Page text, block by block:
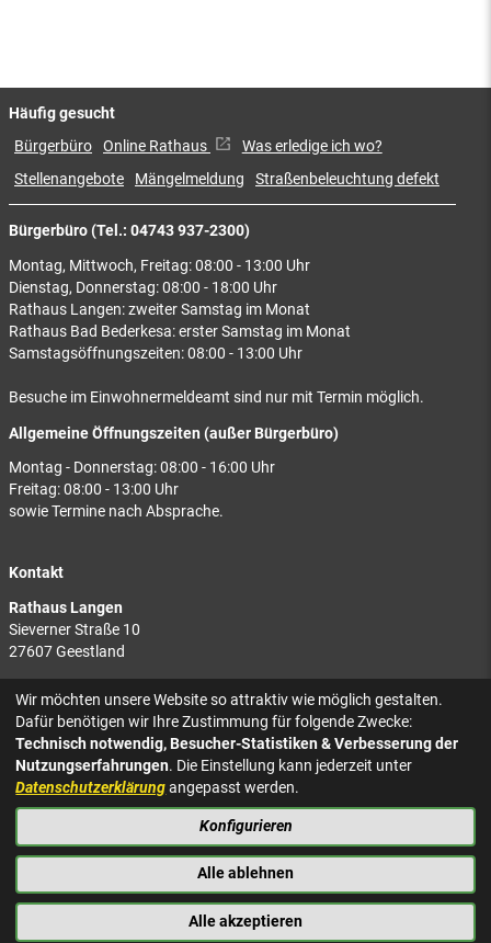
Bürgerbüro (Tel.: 04743 937-2300)
Montag, Mittwoch, Freitag: 08:00 - 13:00 Uhr
Dienstag, Donnerstag: 08:00 - 18:00 Uhr
Rathaus Langen: zweiter Samstag im Monat
Rathaus Bad Bederkesa: erster Samstag im Monat
Samstagsöffnungszeiten: 08:00 - 13:00 Uhr
Besuche im Einwohnermeldeamt sind nur mit Termin möglich.
Allgemeine Öffnungszeiten (außer Bürgerbüro)
Montag - Donnerstag: 08:00 - 16:00 Uhr
Freitag: 08:00 - 13:00 Uhr
sowie Termine nach Absprache.
Kontakt
Rathaus Langen
Sieverner Straße 10
27607 Geestland
Rathaus Bad Bederkesa
Am Markt 8
27624 Geestland
Tel.: 04743 937-2300
Häufig gesucht
Bürgerbüro Online Rathaus
Was erledige ich wo?
Stellenangebote
Mängelmeldung Straßenbeleuchtung defekt
KONTAKT
IMPRESSUM
BARRIEREFREIHEIT
NACH OBEN
Wir möchten unsere Website so attraktiv wie möglich gestalten.
Dafür benötigen wir Ihre Zustimmung für folgende Zwecke:
Technisch notwendig, Besucher-Statistiken & Verbesserung der
Nutzungserfahrungen. Die Einstellung kann jederzeit unter
Datenschutzerklärungangepasst werden.
Konfigurieren
Alle ablehnen
Alle akzeptieren